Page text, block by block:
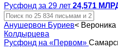
Русфонд за 29 лет 24,571
Анушервон Буриев<
Колдырцева
Русфонд на «Первом»